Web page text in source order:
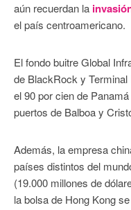
aún recuerdan la
el país centroamericano.
El fondo buitre Global
de BlackRock y
el 90 por cien de
puertos de Balboa y
Además, la empresa
países distintos del
(19.000 millones de
la bolsa de Hong Kong